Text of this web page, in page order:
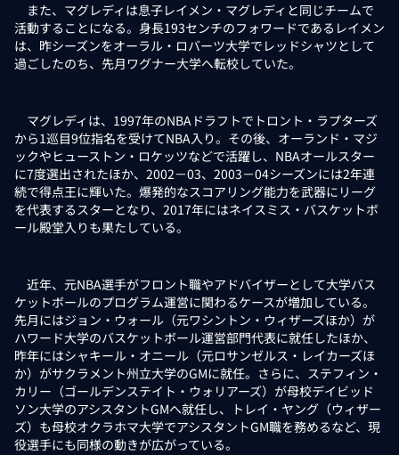
また、マグレディは息子レイメン・マグレディと同じチームで
活動することになる。身長193センチのフォワードであるレイメン
は、昨シーズンをオーラル・ロバーツ大学でレッドシャツとして
過ごしたのち、先月ワグナー大学へ転校していた。
マグレディは、1997年のNBAドラフトでトロント・ラプターズ
から1巡目9位指名を受けてNBA入り。その後、オーランド・マジ
ックやヒューストン・ロケッツなどで活躍し、NBAオールスター
に7度選出されたほか、2002－03、2003－04シーズンには2年連
続で得点王に輝いた。爆発的なスコアリング能力を武器にリーグ
を代表するスターとなり、2017年にはネイスミス・バスケットボ
ール殿堂入りも果たしている。
近年、元NBA選手がフロント職やアドバイザーとして大学バス
ケットボールのプログラム運営に関わるケースが増加している。
先月にはジョン・ウォール（元ワシントン・ウィザーズほか）が
ハワード大学のバスケットボール運営部門代表に就任したほか、
昨年にはシャキール・オニール（元ロサンゼルス・レイカーズほ
か）がサクラメント州立大学のGMに就任。さらに、ステフィン・
カリー（ゴールデンステイト・ウォリアーズ）が母校デイビッド
ソン大学のアシスタントGMへ就任し、トレイ・ヤング（ウィザー
ズ）も母校オクラホマ大学でアシスタントGM職を務めるなど、現
役選手にも同様の動きが広がっている。